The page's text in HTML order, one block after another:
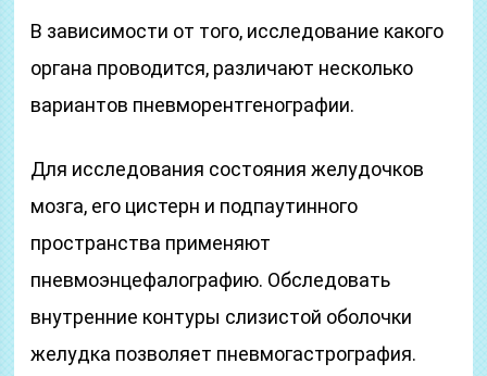
В зависимости от того, исследование какого
органа проводится, различают несколько
вариантов пневморентгенографии.
Для исследования состояния желудочков
мозга, его цистерн и подпаутинного
пространства применяют
пневмоэнцефалографию. Обследовать
внутренние контуры слизистой оболочки
желудка позволяет пневмогастрография.